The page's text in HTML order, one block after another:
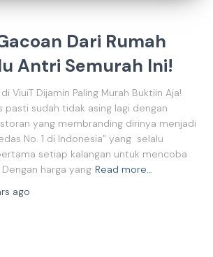
Dari Rumah
Antri Semurah Ini!
ViuiT Dijamin Paling Murah Buktiin Aja!
sudah tidak asing lagi dengan
yang membranding dirinya menjadi
No. 1 di Indonesia” yang selalu
setiap kalangan untuk mencoba
harga yang Read more…
ago